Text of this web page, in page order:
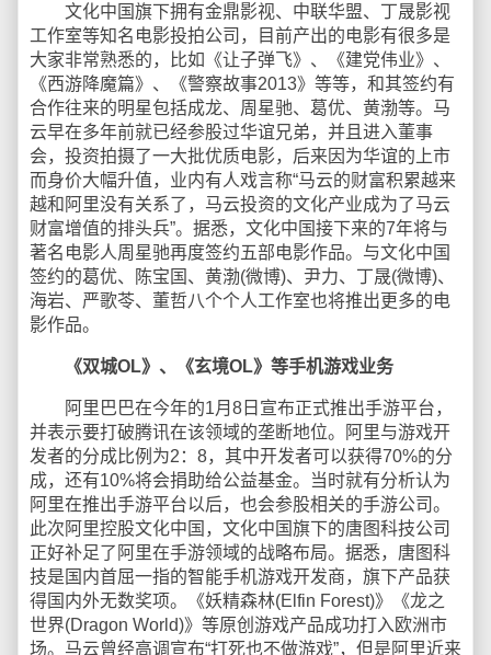
文化中国旗下拥有金鼎影视、中联华盟、丁晟影视
工作室等知名电影投拍公司，目前产出的电影有很多是
大家非常熟悉的，比如《让子弹飞》、《建党伟业》、
《西游降魔篇》、《警察故事2013》等等，和其签约有
合作往来的明星包括成龙、周星驰、葛优、黄渤等。马
云早在多年前就已经参股过华谊兄弟，并且进入董事
会，投资拍摄了一大批优质电影，后来因为华谊的上市
而身价大幅升值，业内有人戏言称“马云的财富积累越来
越和阿里没有关系了，马云投资的文化产业成为了马云
财富增值的排头兵”。据悉，文化中国接下来的7年将与
著名电影人周星驰再度签约五部电影作品。与文化中国
签约的葛优、陈宝国、黄渤(微博)、尹力、丁晟(微博)、
海岩、严歌苓、董哲八个个人工作室也将推出更多的电
影作品。
《双城OL》、《玄境OL》等手机游戏业务
阿里巴巴在今年的1月8日宣布正式推出手游平台，
并表示要打破腾讯在该领域的垄断地位。阿里与游戏开
发者的分成比例为2：8，其中开发者可以获得70%的分
成，还有10%将会捐助给公益基金。当时就有分析认为
阿里在推出手游平台以后，也会参股相关的手游公司。
此次阿里控股文化中国，文化中国旗下的唐图科技公司
正好补足了阿里在手游领域的战略布局。据悉，唐图科
技是国内首屈一指的智能手机游戏开发商，旗下产品获
得国内外无数奖项。《妖精森林(Elfin Forest)》《龙之
世界(Dragon World)》等原创游戏产品成功打入欧洲市
场。马云曾经高调宣布“打死也不做游戏”，但是阿里近来